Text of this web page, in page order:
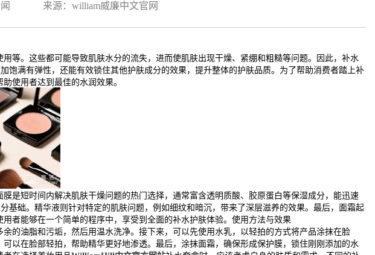
来源：william威廉中文官网
等。这些都可能导致肌肤水分的流失，进而使肌肤出现干燥、紧绷和粗糙等问题。因此，补水
饱满有弹性，还能有效锁住其他护肤成分的效果，提升整体的护肤品质。为了帮助消费者踏上补
使用者达到最佳的水润效果。
是短时间内解决肌肤干燥问题的热门选择，通常富含透明质酸、胶原蛋白等保湿成分，能迅速
基础。精华液则针对特定的肌肤问题，例如细纹和暗沉，带来了深层滋养的效果。最后，面霜起
者能够在一个简单的程序中，享受到全面的补水护肤体验。使用方法与效果
的油脂和污垢，然后用温水洗净。接下来，可以先使用水乳，以轻拍的方式将产品涂抹在脸
以在脸部轻拍，帮助精华更好地渗透。最后，涂抹面霜，确保形成保护膜，锁住刚刚添加的水